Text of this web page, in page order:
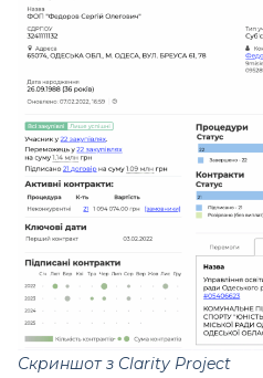
Скриншот з Clarity Project